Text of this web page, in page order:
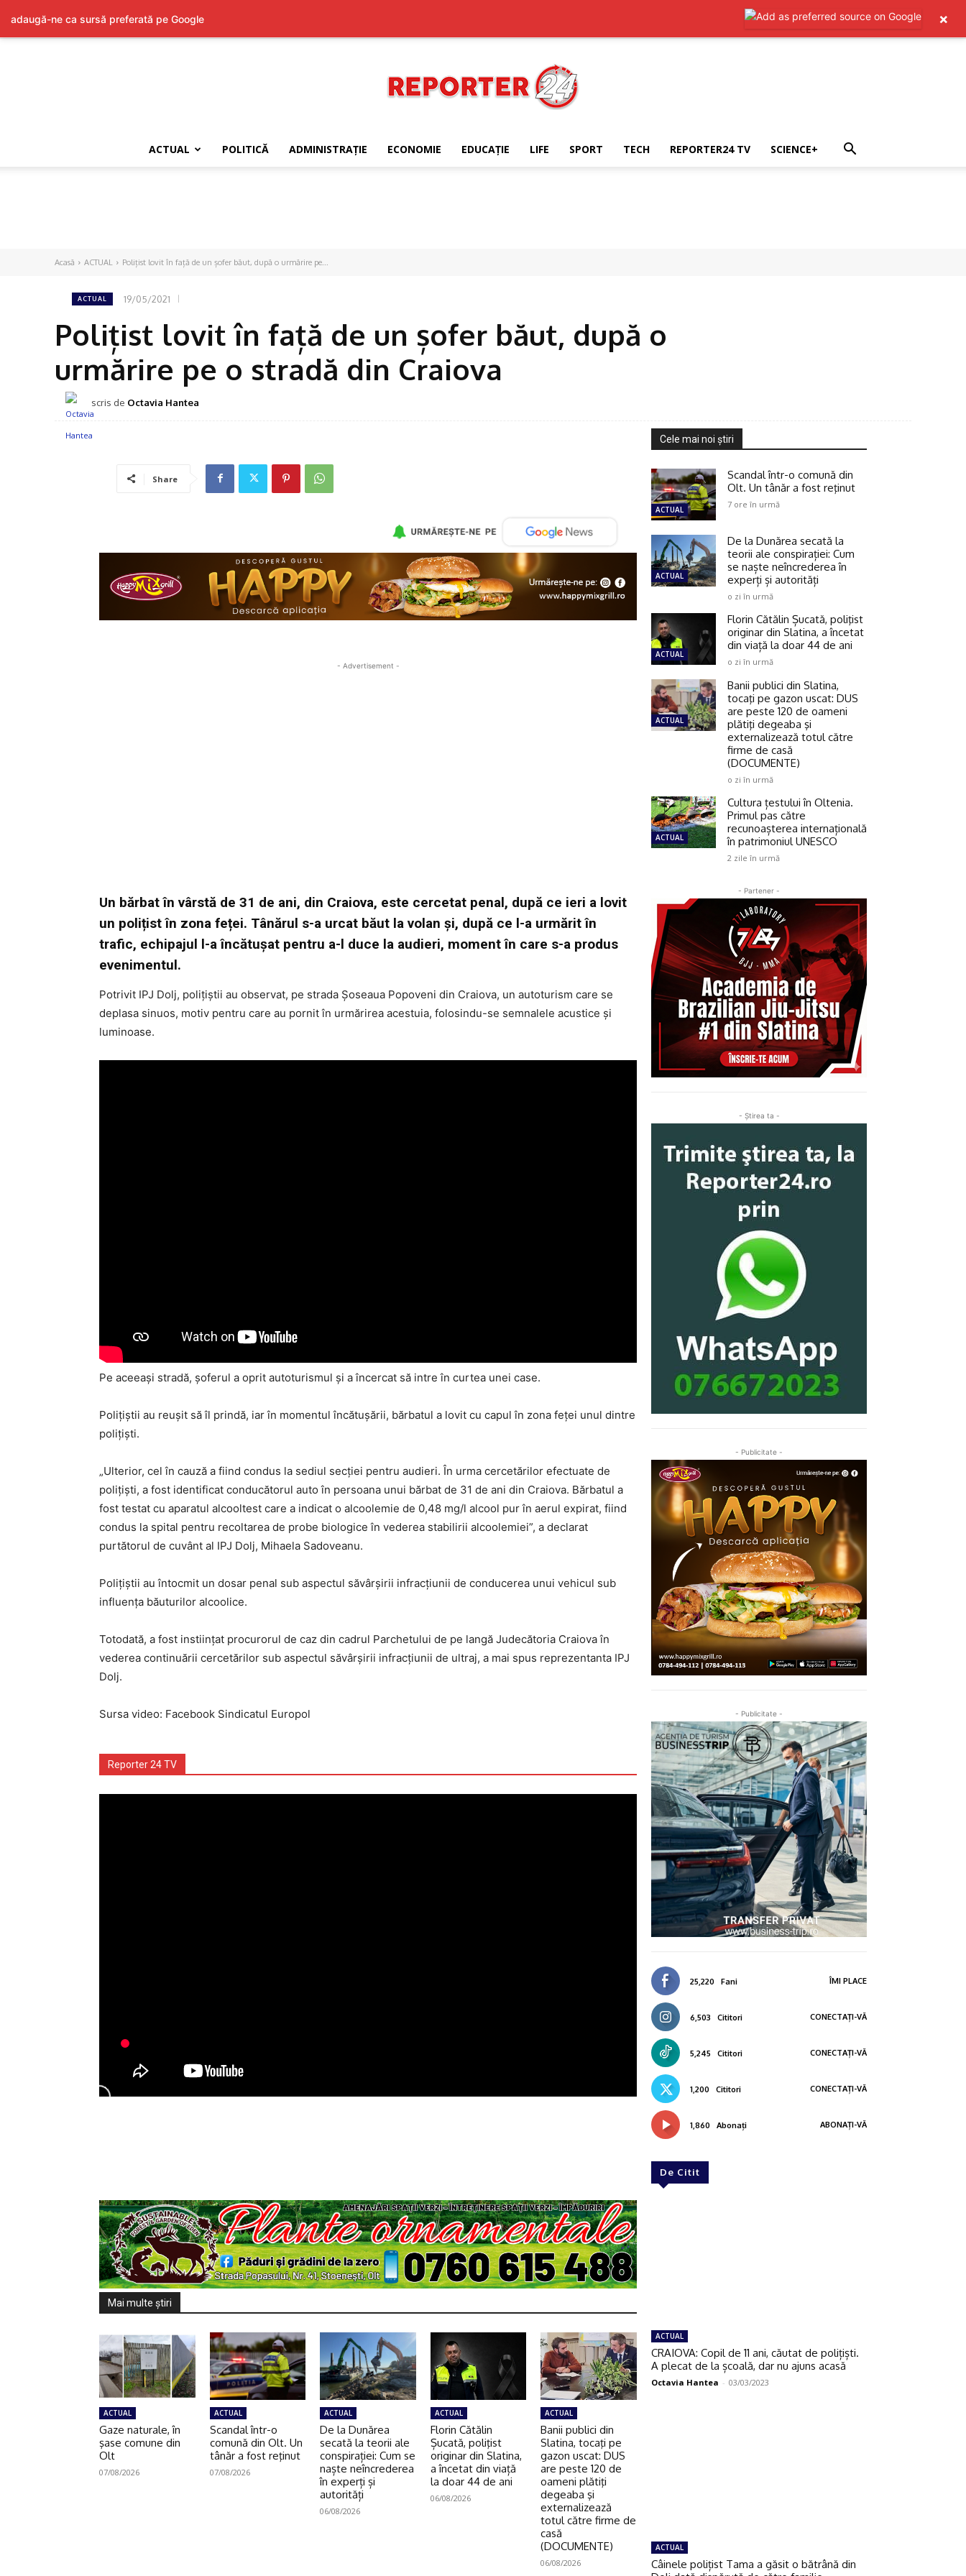
Click pe imagine
ACTUAL POLITICĂ ADMINISTRAŢIE ECONOMIE EDUCAŢIE LIFE SPORT TECH REPORTER24 TV SCIENCE+
Acasă ACTUAL Polițist lovit în față de un șofer băut, după o urmărire pe...
ACTUAL 19/05/2021
Polițist lovit în față de un șofer băut, după o
urmărire pe o stradă din Craiova
scris de Octavia Hantea
Share
- Advertisement -
Un bărbat în vârstă de 31 de ani, din Craiova, este cercetat penal, după ce ieri a lovit
un polițist în zona feței. Tânărul s-a urcat băut la volan și, după ce l-a urmărit în
trafic, echipajul l-a încătușat pentru a-l duce la audieri, moment în care s-a produs
evenimentul.
Potrivit IPJ Dolj, polițiștii au observat, pe strada Șoseaua Popoveni din Craiova, un autoturism care se
deplasa sinuos, motiv pentru care au pornit în urmărirea acestuia, folosindu-se semnalele acustice și
luminoase.
Pe aceeaşi stradă, șoferul a oprit autoturismul şi a încercat să intre în curtea unei case.
Poliţiştii au reuşit să îl prindă, iar în momentul încătuşării, bărbatul a lovit cu capul în zona feţei unul dintre
poliţişti.
„Ulterior, cel în cauză a fiind condus la sediul secţiei pentru audieri. În urma cercetărilor efectuate de
poliţişti, a fost identificat conducătorul auto în persoana unui bărbat de 31 de ani din Craiova. Bărbatul a
fost testat cu aparatul alcooltest care a indicat o alcoolemie de 0,48 mg/l alcool pur în aerul expirat, fiind
condus la spital pentru recoltarea de probe biologice în vederea stabilirii alcoolemiei”, a declarat
purtătorul de cuvânt al IPJ Dolj, Mihaela Sadoveanu.
Poliţiştii au întocmit un dosar penal sub aspectul săvârşirii infracţiunii de conducerea unui vehicul sub
influenţa băuturilor alcoolice.
Totodată, a fost instiinţat procurorul de caz din cadrul Parchetului de pe langă Judecătoria Craiova în
vederea continuării cercetărilor sub aspectul săvârșirii infracțiunii de ultraj, a mai spus reprezentanta IPJ
Dolj.
Sursa video: Facebook Sindicatul Europol
Reporter 24 TV
Mai multe ştiri
ACTUAL
Gaze naturale, în
şase comune din
Olt
07/08/2026
ACTUAL
Scandal într-o
comună din Olt. Un
tânăr a fost reţinut
07/08/2026
ACTUAL
De la Dunărea
secată la teorii ale
conspirației: Cum se
naște neîncrederea
în experți și
autorități
06/08/2026
ACTUAL
Florin Cătălin
Șucată, poliţist
originar din Slatina,
a încetat din viață
la doar 44 de ani
06/08/2026
ACTUAL
Banii publici din
Slatina, tocaţi pe
gazon uscat: DUS
are peste 120 de
oameni plătiţi
degeaba şi
externalizează
totul către firme de
casă
(DOCUMENTE)
06/08/2026
Cele mai noi ştiri
ACTUAL
Scandal într-o comună din
Olt. Un tânăr a fost reţinut
7 ore în urmă
ACTUAL
De la Dunărea secată la
teorii ale conspirației: Cum
se naște neîncrederea în
experți și autorități
o zi în urmă
ACTUAL
Florin Cătălin Șucată, poliţist
originar din Slatina, a încetat
din viață la doar 44 de ani
o zi în urmă
ACTUAL
Banii publici din Slatina,
tocaţi pe gazon uscat: DUS
are peste 120 de oameni
plătiţi degeaba şi
externalizează totul către
firme de casă
(DOCUMENTE)
o zi în urmă
ACTUAL
Cultura țestului în Oltenia.
Primul pas către
recunoașterea internațională
în patrimoniul UNESCO
2 zile în urmă
- Partener -
- Ştirea ta -
- Publicitate -
- Publicitate -
25,220 Fani ÎMI PLACE
6,503 Cititori CONECTAȚI-VĂ
5,245 Cititori CONECTAȚI-VĂ
1,200 Cititori CONECTAȚI-VĂ
1,860 Abonați ABONAȚI-VĂ
De Citit
ACTUAL
CRAIOVA: Copil de 11 ani, căutat de polițiști.
A plecat de la școală, dar nu ajuns acasă
Octavia Hantea - 03/03/2023
ACTUAL
Câinele polițist Tama a găsit o bătrână din
adaugă-ne ca sursă preferată pe Google ×